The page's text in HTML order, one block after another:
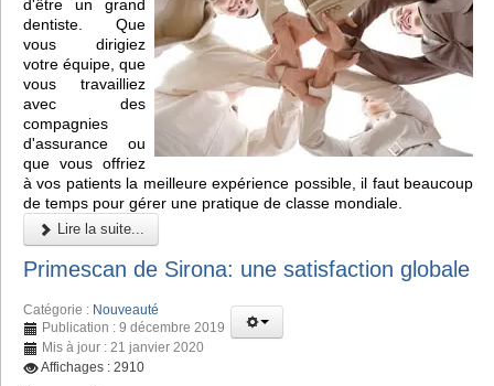
d'être un grand
dentiste. Que
vous dirigiez
votre équipe, que
vous travailliez
avec des
compagnies
d'assurance ou
que vous offriez
à vos patients la meilleure expérience possible, il faut beaucoup
de temps pour gérer une pratique de classe mondiale.
Lire la suite...
Primescan de Sirona: une satisfaction globale
Catégorie : Nouveauté
Publication : 9 décembre 2019
Mis à jour : 21 janvier 2020
Affichages : 2910